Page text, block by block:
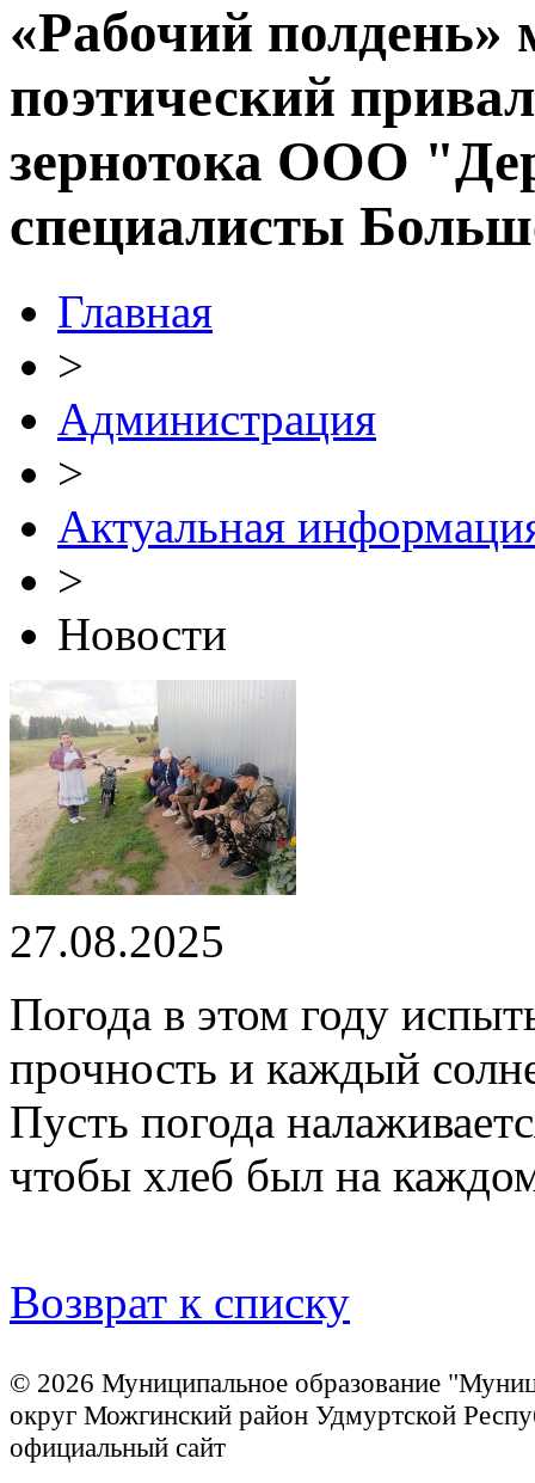
«Рабочий полдень»
поэтический
зернотока ООО
специалисты
Главная
>
Администрация
>
Актуальная
>
Новости
27.08.2025
Погода в этом году
прочность и каждый
Пусть погода
чтобы хлеб был на
Возврат к списку
© 2026 Муниципальное образование
округ Можгинский район Удмуртской
официальный сайт